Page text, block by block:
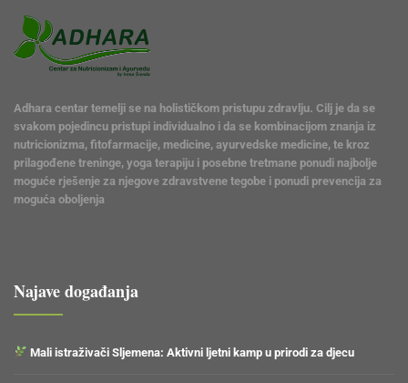
Adhara centar temelji se na holističkom pristupu zdravlju. Cilj je da se
svakom pojedincu pristupi individualno i da se kombinacijom znanja iz
nutricionizma, fitofarmacije, medicine, ayurvedske medicine, te kroz
prilagođene treninge, yoga terapiju i posebne tretmane ponudi najbolje
moguće rješenje za njegove zdravstvene tegobe i ponudi prevencija za
moguća oboljenja
Najave događanja
Mali istraživači Sljemena: Aktivni ljetni kamp u prirodi za djecu